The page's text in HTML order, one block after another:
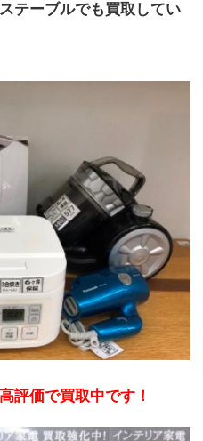
テーブルでも買取してい
評価で買取中です！